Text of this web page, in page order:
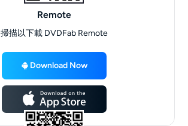
Remote
掃描以下載 DVDFab Remote
Download Now